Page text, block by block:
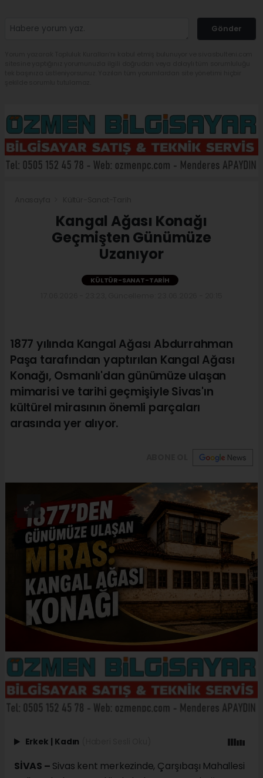
Gönder
Kangal Ağası Konağı
Geçmişten Günümüze
Uzanıyor
KÜLTÜR-SANAT-TARIH
1877 yılında Kangal Ağası Abdurrahman
Paşa tarafından yaptırılan Kangal Ağası
Konağı, Osmanlı'dan günümüze ulaşan
mimarisi ve tarihi geçmişiyle Sivas'ın
kültürel mirasının önemli parçaları
arasında yer alıyor.
Erkek | Kadın
SİVAS – Sivas kent merkezinde, Çarşıbaşı Mahallesi